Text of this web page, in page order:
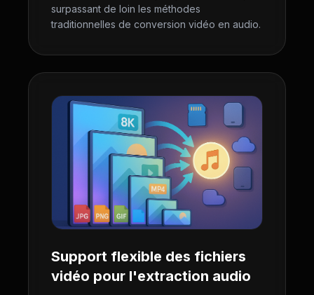
surpassant de loin les méthodes
traditionnelles de conversion vidéo en audio.
Support flexible des fichiers
vidéo pour l'extraction audio